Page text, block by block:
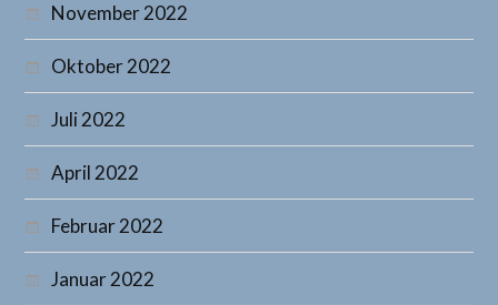
November 2022
Oktober 2022
Juli 2022
April 2022
Februar 2022
Januar 2022